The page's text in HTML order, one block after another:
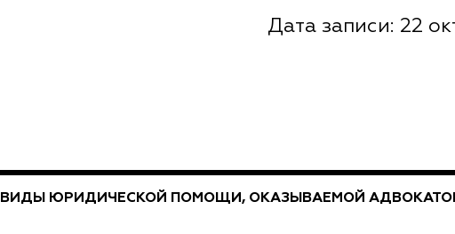
Дата записи: 22
ВИДЫ ЮРИДИЧЕСКОЙ ПОМОЩИ, ОКАЗЫВАЕМОЙ